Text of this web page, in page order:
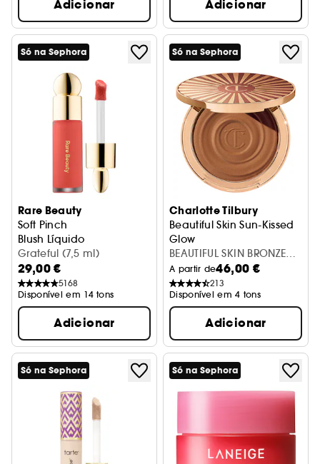
Adicionar Adicionar
Só na Sephora
Rare Beauty
Soft Pinch
Blush Líquido
Grateful (7,5 ml)
29,00 €
5168
Disponível em 14 tons
Adicionar
Só na Sephora
Charlotte Tilbury
Beautiful Skin Sun-Kissed
Glow
Bronzeador
BEAUTIFUL SKIN BRONZER -
2 MEDIUM
A partir de46,00 €
213
Disponível em 4 tons
Adicionar
Só na Sephora Só na Sephora